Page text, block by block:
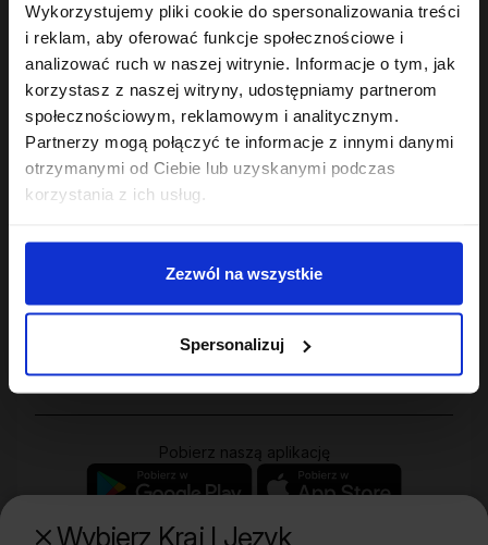
Wykorzystujemy pliki cookie do spersonalizowania treści
i reklam, aby oferować funkcje społecznościowe i
analizować ruch w naszej witrynie. Informacje o tym, jak
korzystasz z naszej witryny, udostępniamy partnerom
społecznościowym, reklamowym i analitycznym.
Partnerzy mogą połączyć te informacje z innymi danymi
otrzymanymi od Ciebie lub uzyskanymi podczas
korzystania z ich usług.
Zezwól na wszystkie
Spersonalizuj
Wybierz Kraj I Język
28,99 zł
Najniższa cena z 30 dni przed
Sklep
Twoje konto
Pobierz naszą aplikację